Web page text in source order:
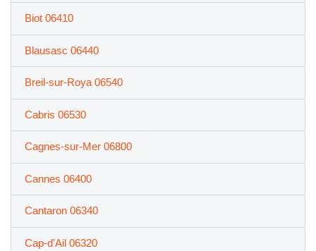
Biot 06410
Blausasc 06440
Breil-sur-Roya 06540
Cabris 06530
Cagnes-sur-Mer 06800
Cannes 06400
Cantaron 06340
Cap-d'Ail 06320